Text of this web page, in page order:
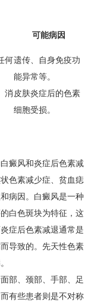
可能病因
何遗传、自身免疫功
能异常等。
消 皮肤炎症后的色素
细胞受损。
癜风和炎症后色素减
色素减少症、贫血痣
病因。白癜风是一种
白色斑块为特征，这
症后色素减退通常是
导致的。先天性色素
部、颈部、手部、足
有些患者则是不对称